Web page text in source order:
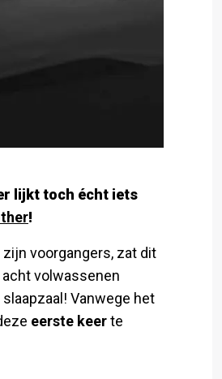
lijkt toch écht iets
!
voorgangers, zat dit
volwassenen
Vanwege het
eerste keerte